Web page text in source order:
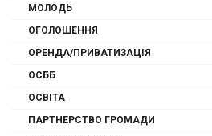
МОЛОДЬ
ОГОЛОШЕННЯ
ОРЕНДА/ПРИВАТИЗАЦІЯ
ОСББ
ОСВІТА
ПАРТНЕРСТВО ГРОМАДИ